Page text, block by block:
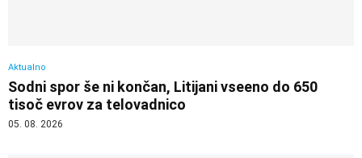
Aktualno
Sodni spor še ni končan, Litijani vseeno do 650
tisoč evrov za telovadnico
05. 08. 2026